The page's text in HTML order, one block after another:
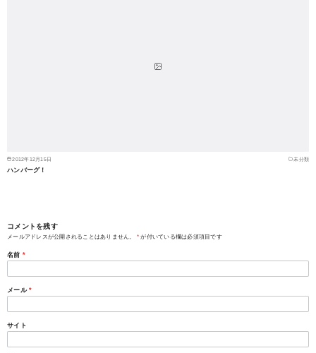
2012年12月15日 未分類
ハンバーグ！
コメントを残す
メールアドレスが公開されることはありません。 * が付いている欄は必須項目です
名前 *
メール *
サイト